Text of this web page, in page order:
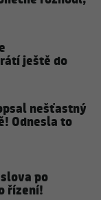
ještě do
nešťastný
Odnesla to
po
řízení!